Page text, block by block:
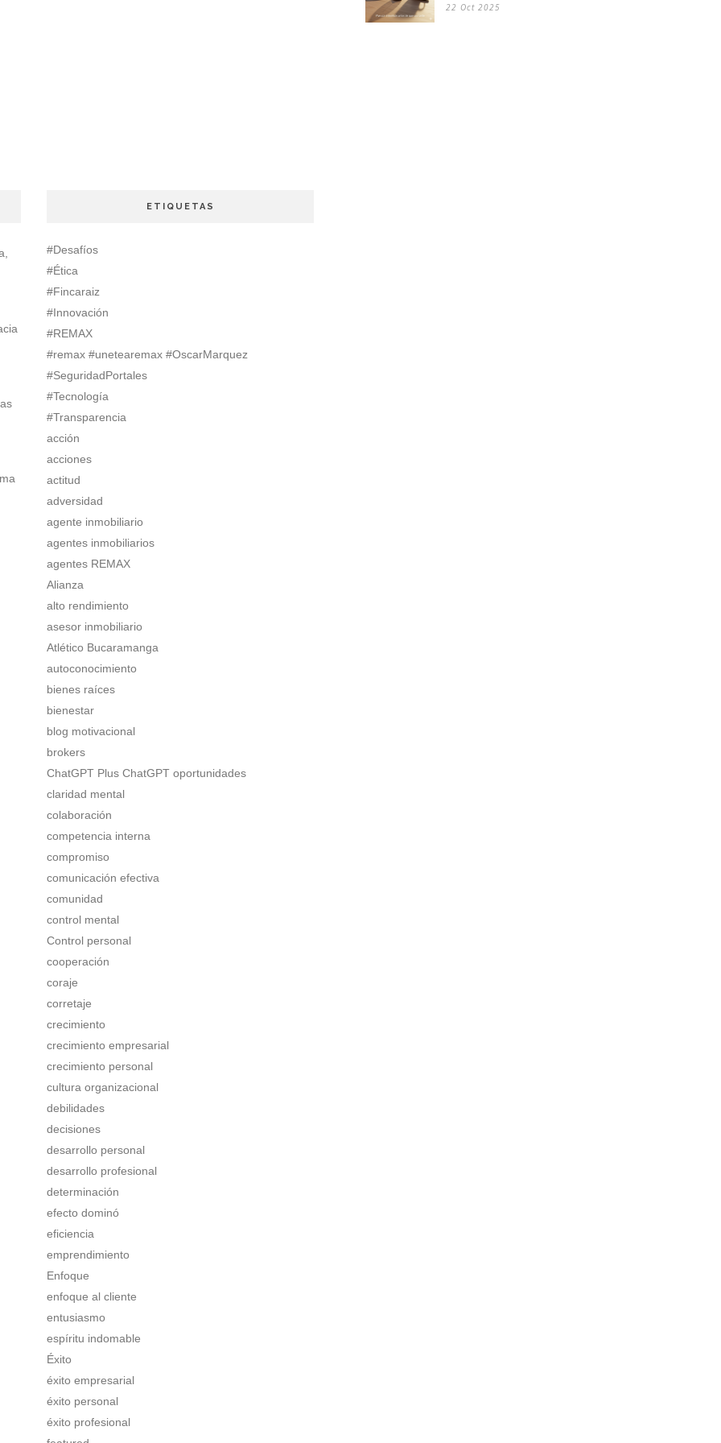
22 Oct 2025
ETIQUETAS
#Desafíos
#Ética
#Fincaraiz
#Innovación
#REMAX
#remax #unetearemax #OscarMarquez
#SeguridadPortales
#Tecnología
#Transparencia
acción
acciones
actitud
adversidad
agente inmobiliario
agentes inmobiliarios
agentes REMAX
Alianza
alto rendimiento
asesor inmobiliario
Atlético Bucaramanga
autoconocimiento
bienes raíces
bienestar
blog motivacional
brokers
ChatGPT Plus ChatGPT oportunidades
claridad mental
colaboración
competencia interna
compromiso
comunicación efectiva
comunidad
control mental
Control personal
cooperación
coraje
corretaje
crecimiento
crecimiento empresarial
crecimiento personal
cultura organizacional
debilidades
decisiones
desarrollo personal
desarrollo profesional
determinación
efecto dominó
eficiencia
emprendimiento
Enfoque
enfoque al cliente
entusiasmo
espíritu indomable
Éxito
éxito empresarial
éxito personal
éxito profesional